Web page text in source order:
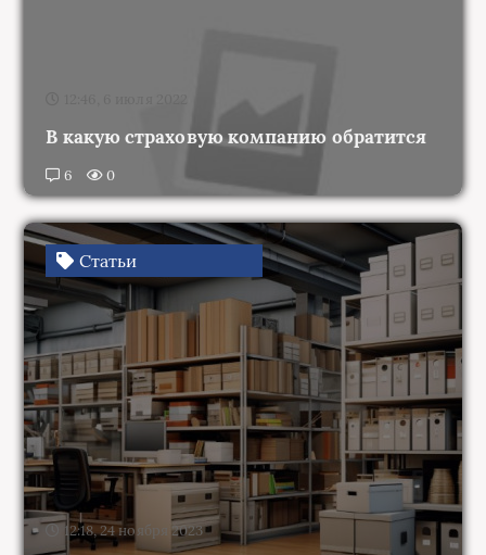
В какую страховую компанию обратится
6 0
Статьи
12:18, 24 ноября 2023